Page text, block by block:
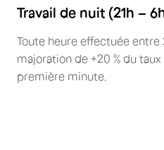
Travail de nuit (21h –
Toute heure effectuée entre
majoration de +20 % du
première minute.